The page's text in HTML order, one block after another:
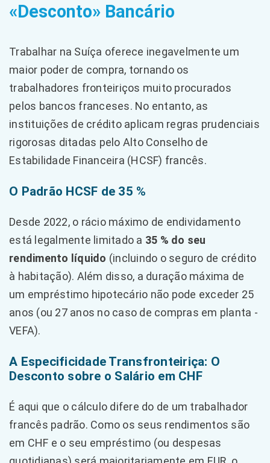
«Desconto» Bancário
Trabalhar na Suíça oferece inegavelmente um
maior poder de compra, tornando os
trabalhadores fronteiriços muito procurados
pelos bancos franceses. No entanto, as
instituições de crédito aplicam regras prudenciais
rigorosas ditadas pelo Alto Conselho de
Estabilidade Financeira (HCSF) francês.
O Padrão HCSF de 35 %
Desde 2022, o rácio máximo de endividamento
está legalmente limitado a 35 % do seu
rendimento líquido (incluindo o seguro de crédito
à habitação). Além disso, a duração máxima de
um empréstimo hipotecário não pode exceder 25
anos (ou 27 anos no caso de compras em planta -
VEFA).
A Especificidade Transfronteiriça: O
Desconto sobre o Salário em CHF
É aqui que o cálculo difere do de um trabalhador
francês padrão. Como os seus rendimentos são
em CHF e o seu empréstimo (ou despesas